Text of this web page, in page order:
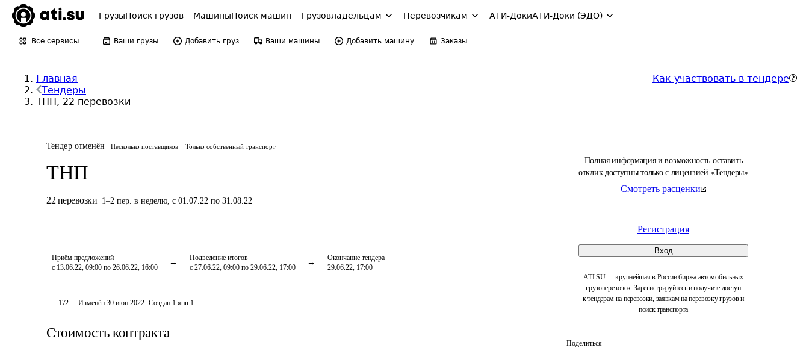
ГрузыПоиск грузов МашиныПоиск машин Грузовладельцам Перевозчикам АТИ-ДокиАТИ-Доки (ЭДО)
Все сервисы Ваши грузы Добавить груз Ваши машины Добавить машину Заказы
Главная
Тендеры
ТНП, 22 перевозки
Как участвовать в тендере
Тендер отменён Несколько поставщиков Только собственный транспорт
ТНП
22 перевозки 1–2 пер. в неделю, с 01.07.22 по 31.08.22
Приём предложений
с 13.06.22, 09:00 по 26.06.22, 16:00
Подведение итогов
с 27.06.22, 09:00 по 29.06.22, 17:00
Окончание тендера
29.06.22, 17:00
Полная информация и возможность оставить
отклик доступны только с лицензией «Тендеры»
Смотреть расценки
Регистрация
Вход
ATI.SU — крупнейшая в России биржа автомобильных
грузоперевозок. Зарегистрируйтесь и получите доступ
к тендерам на перевозки, заявкам на перевозку грузов и
поиск транспорта
Поделиться
172 Изменён30 июн 2022. Создан 1 янв 1
Стоимость контракта